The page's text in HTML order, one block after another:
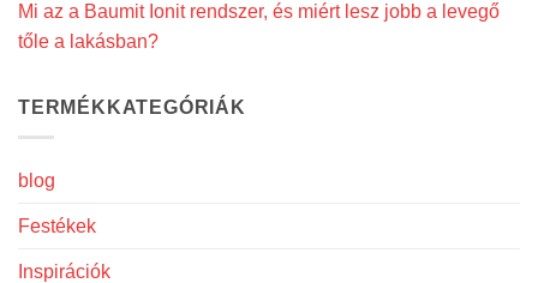
Mi az a Baumit Ionit rendszer, és miért lesz jobb a levegő
tőle a lakásban?
TERMÉKKATEGÓRIÁK
blog
Festékek
Inspirációk